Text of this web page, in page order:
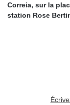
Correia, sur la
station Rose